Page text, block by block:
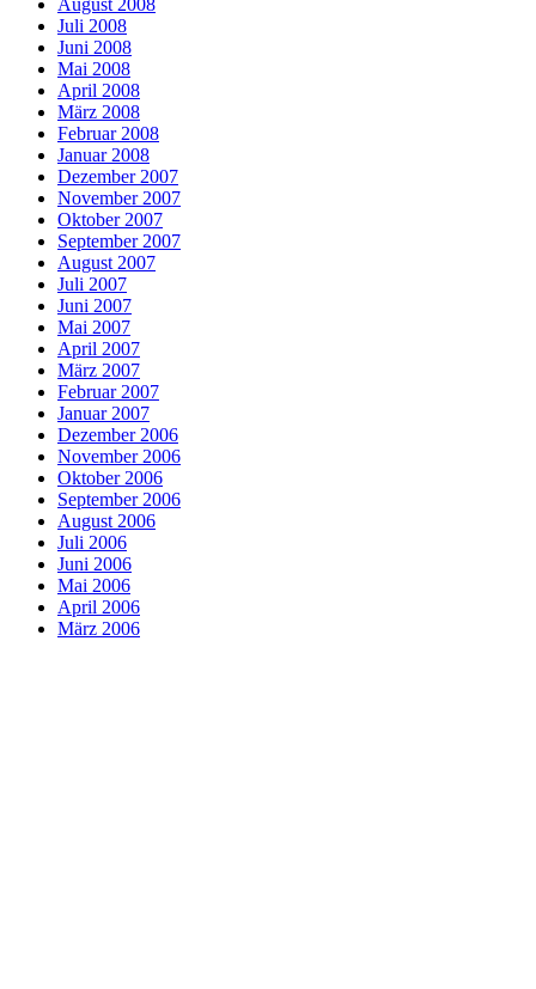
August 2008
Juli 2008
Juni 2008
Mai 2008
April 2008
März 2008
Februar 2008
Januar 2008
Dezember 2007
November 2007
Oktober 2007
September 2007
August 2007
Juli 2007
Juni 2007
Mai 2007
April 2007
März 2007
Februar 2007
Januar 2007
Dezember 2006
November 2006
Oktober 2006
September 2006
August 2006
Juli 2006
Juni 2006
Mai 2006
April 2006
März 2006